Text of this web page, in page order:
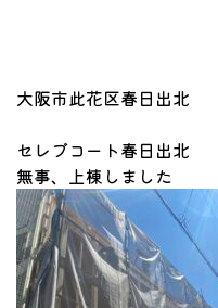
大阪市此花区春日出北
セレブコート春日出北
無事、上棟しました